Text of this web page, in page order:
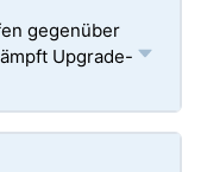
gegenüber
Upgrade-